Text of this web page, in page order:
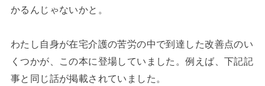
かるんじゃないかと。
わたし自身が在宅介護の苦労の中で到達した改善点のい
くつかが、この本に登場していました。例えば、下記記
事と同じ話が掲載されていました。